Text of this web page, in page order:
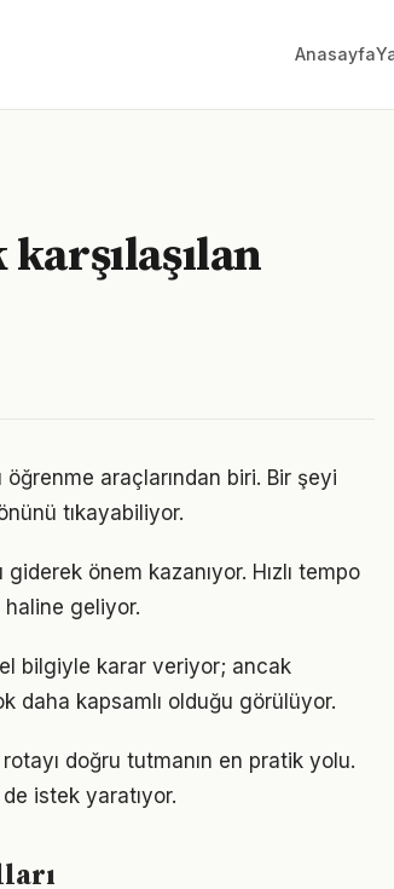
Anasayfa
araçlarından biri. Bir şeyi
tıkayabiliyor.
önem kazanıyor. Hızlı tempo
geliyor.
bilgiyle karar veriyor; ancak
daha kapsamlı olduğu görülüyor.
doğru tutmanın en pratik yolu.
istek yaratıyor.